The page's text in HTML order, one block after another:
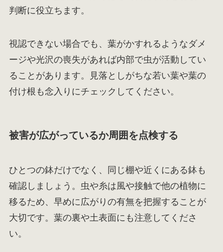
判断に役立ちます。
視認できない場合でも、葉がかすれるようなダメ
ージや光沢の喪失があれば内部で虫が活動してい
ることがあります。見落としがちな若い葉や葉の
付け根も念入りにチェックしてください。
被害が広がっているか周囲を点検する
ひとつの鉢だけでなく、同じ棚や近くにある鉢も
確認しましょう。虫や糸は風や接触で他の植物に
移るため、早めに広がりの有無を把握することが
大切です。葉の裏や土表面にも注意してくださ
い。